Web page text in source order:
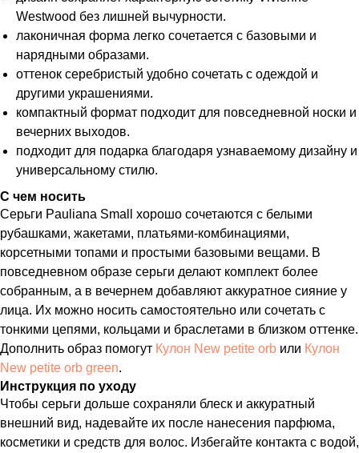
Westwood без лишней вычурности.
лаконичная форма легко сочетается с базовыми и
нарядными образами.
оттенок серебристый удобно сочетать с одеждой и
другими украшениями.
компактный формат подходит для повседневной носки и
вечерних выходов.
подходит для подарка благодаря узнаваемому дизайну и
универсальному стилю.
С чем носить
Серьги Pauliana Small хорошо сочетаются с белыми
рубашками, жакетами, платьями-комбинациями,
корсетными топами и простыми базовыми вещами. В
повседневном образе серьги делают комплект более
собранным, а в вечернем добавляют аккуратное сияние у
лица. Их можно носить самостоятельно или сочетать с
тонкими цепями, кольцами и браслетами в близком оттенке.
Дополнить образ помогут Кулон New petite orb или Кулон
New petite orb green.
Инструкция по уходу
Чтобы серьги дольше сохраняли блеск и аккуратный
внешний вид, надевайте их после нанесения парфюма,
косметики и средств для волос. Избегайте контакта с водой,